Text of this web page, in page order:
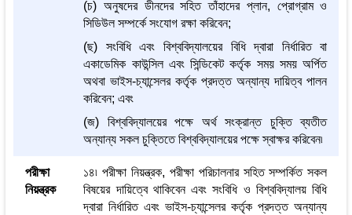
(চ) অনুষদের ডীনদের সহিত তাঁহাদের প্লান, প্রোগ্রাম ও
সিডিউল সম্পর্কে সংযোগ রক্ষা করিবেন;
(ছ) সংবিধি এবং বিশ্ববিদ্যালয়ের বিধি দ্বারা নির্ধারিত বা
একাডেমিক কাউন্সিল এবং সিন্ডিকেট কর্তৃক সময় সময় অর্পিত
অথবা ভাইস-চ্যান্সেলর কর্তৃক প্রদত্ত অন্যান্য দায়িত্ব পালন
করিবেন; এবং
(জ) বিশ্ববিদ্যালয়ের পক্ষে অর্থ সংক্রান্ত চুক্তি ব্যতীত
অন্যান্য সকল চুক্তিতে বিশ্ববিদ্যালয়ের পক্ষে স্বাক্ষর করিবেন৷
পরীক্ষা
নিয়ন্ত্রক
১৪৷ পরীক্ষা নিয়ন্ত্রক, পরীক্ষা পরিচালনার সহিত সম্পর্কিত সকল
বিষয়ের দায়িত্বে থাকিবেন এবং সংবিধি ও বিশ্ববিদ্যালয় বিধি
দ্বারা নির্ধারিত এবং ভাইস-চ্যান্সেলর কর্তৃক প্রদত্ত অন্যান্য